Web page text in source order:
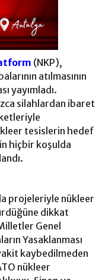
(NKP),
atılmasının
yayımladı.
silahlardan ibaret
tesislerin hedef
hiçbir koşulda
projeleriyle nükleer
dikkat
Genel
Yasaklanması
kaybedilmeden
nükleer